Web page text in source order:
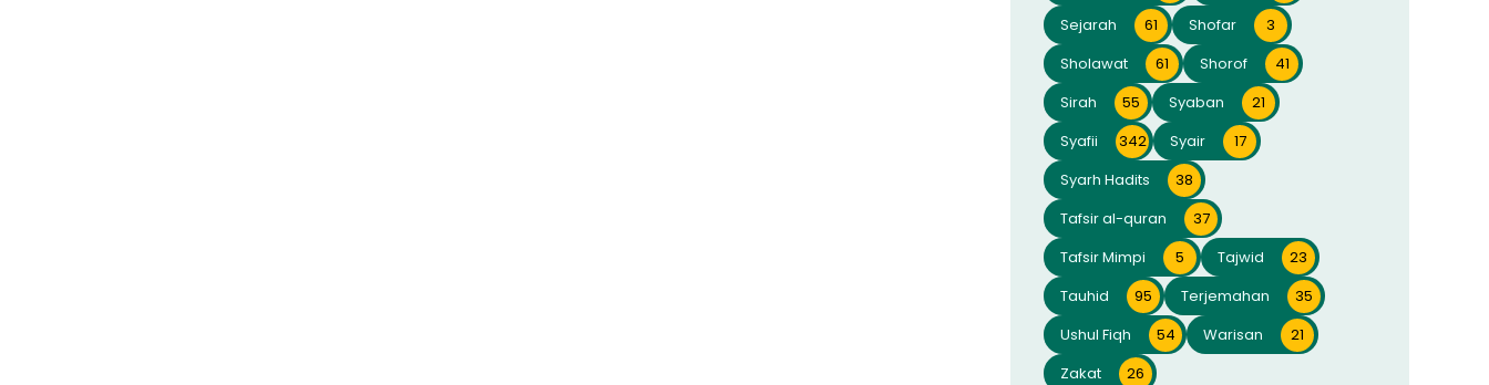
Sejarah
61 Shofar
3
Sholawat
61 Shorof
41
Sirah
55 Syaban
21
Syafii
342 Syair
17
Syarh Hadits
38
Tafsir al-quran
37
Tafsir Mimpi
5 Tajwid
23
Tauhid
95 Terjemahan
35
Ushul Fiqh
54 Warisan
21
Zakat
26